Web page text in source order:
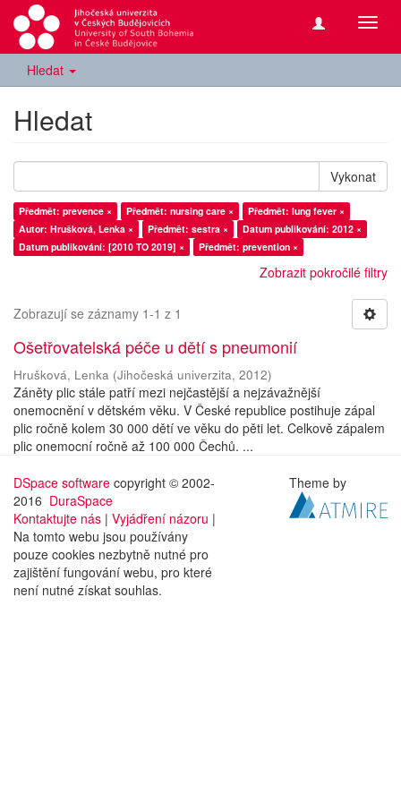
Hledat
Hledat
Vykonat
Předmět: prevence × Předmět: nursing care ×
Předmět: lung fever ×
Autor: Hrušková, Lenka ×
Předmět: sestra ×
Datum publikování: 2012 ×
Datum publikování: [2010 TO 2019] ×
Předmět: prevention ×
Zobrazit pokročilé filtry
Zobrazují se záznamy 1-1 z 1
Ošetřovatelská péče u dětí s pneumonií
Hrušková, Lenka (Jihočeská univerzita, 2012)
Záněty plic stále patří mezi nejčastější a nejzávažnější
onemocnění v dětském věku. V České republice postihuje zápal
plic ročně kolem 30 000 dětí ve věku do pěti let. Celkově zápalem
plic onemocní ročně až 100 000 Čechů. ...
DSpace software copyright © 2002-
2016 DuraSpace
Kontaktujte nás | Vyjádření názoru |
Na tomto webu jsou používány
pouze cookies nezbytně nutné pro
zajištění fungování webu, pro které
není nutné získat souhlas.
Theme by